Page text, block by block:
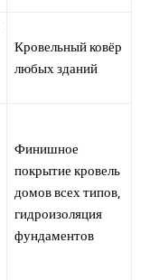
Кровельный ковёр
любых зданий
Финишное
покрытие кровель
домов всех типов,
гидроизоляция
фундаментов